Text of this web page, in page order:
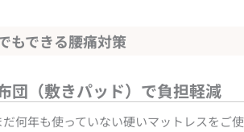
もできる腰痛対策
団（敷きパッド）で負担軽減
何年も使っていない硬いマットレスをご使